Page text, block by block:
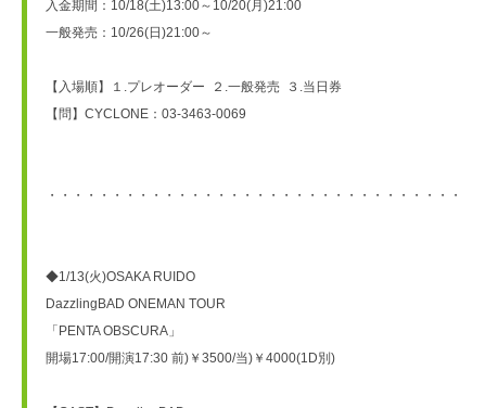
入金期間：10/18(土)13:00～10/20(月)21:00
一般発売：10/26(日)21:00～
【入場順】１.プレオーダー  ２.一般発売  ３.当日券
【問】CYCLONE：03-3463-0069
・・・・・・・・・・・・・・・・・・・・・・・・・・・・・・・・・
◆1/13(火)OSAKA RUIDO
DazzlingBAD ONEMAN TOUR
「PENTA OBSCURA」
開場17:00/開演17:30 前)￥3500/当)￥4000(1D別)